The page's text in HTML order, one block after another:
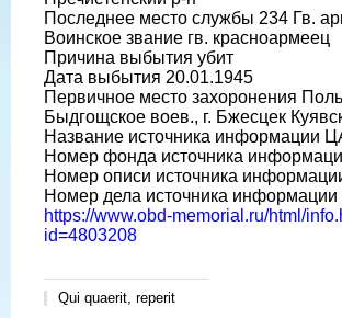
Последнее место службы 234 Гв.
Воинское звание гв. красноармеец
Причина выбытия убит
Дата выбытия 20.01.1945
Первичное место захоронения
Быдгощское воев., г. Бжесцек
Название источника информации
Номер фонда источника
Номер описи источника
Номер дела источника информации
https://www.obd-memorial.ru/html/
id=4803208
Qui quaerit, reperit